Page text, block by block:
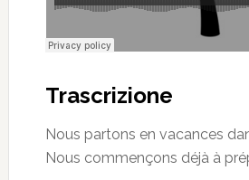
Trascrizione
Nous partons en vacances
Nous commençons déjà à